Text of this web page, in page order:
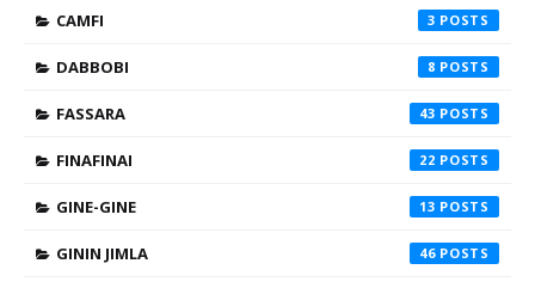
CAMFI 3
DABBOBI 8
FASSARA 43
FINAFINAI 22
GINE-GINE 13
GININ JIMLA 46